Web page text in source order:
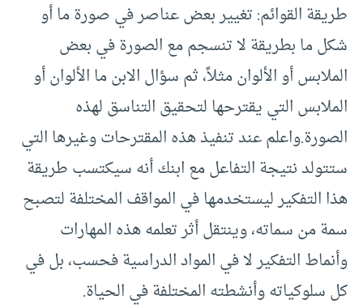
طريقة القوائم: تغيير بعض عناصر في صورة ما أو
شكل ما بطريقة لا تنسجم مع الصورة في بعض
الملابس أو الألوان مثلاً، ثم سؤال الابن ما الألوان أو
الملابس التي يقترحها لتحقيق التناسق لهذه
الصورة.واعلم عند تنفيذ هذه المقترحات وغيرها التي
ستتولد نتيجة التفاعل مع ابنك أنه سيكتسب طريقة
هذا التفكير ليستخدمها في المواقف المختلفة لتصبح
سمة من سماته، وينتقل أثر تعلمه هذه المهارات
وأنماط التفكير لا في المواد الدراسية فحسب، بل في
كل سلوكياته وأنشطته المختلفة في الحياة.